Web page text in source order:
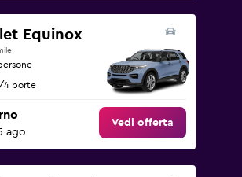
Equinox
4 porte
ago
Vedi offerta